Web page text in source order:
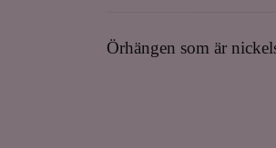
Örhängen som är